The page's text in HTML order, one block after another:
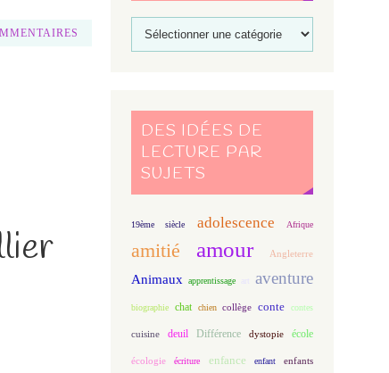
DES IDÉES DE
LECTURE PAR
SUJETS
19ème siècle adolescence Afrique
amitié amour Angleterre
Animaux apprentissage aventure
biographie chat chien collège conte contes
cuisine deuil Différence dystopie école
écologie écriture enfance enfant enfants